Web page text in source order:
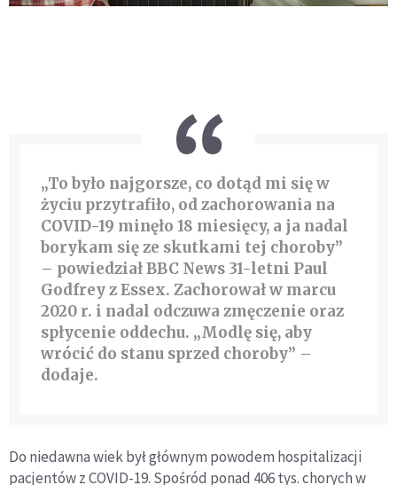
„To było najgorsze, co dotąd mi się w
życiu przytrafiło, od zachorowania na
COVID-19 minęło 18 miesięcy, a ja nadal
borykam się ze skutkami tej choroby”
– powiedział BBC News 31-letni Paul
Godfrey z Essex. Zachorował w marcu
2020 r. i nadal odczuwa zmęczenie oraz
spłycenie oddechu. „Modlę się, aby
wrócić do stanu sprzed choroby” –
dodaje.
Do niedawna wiek był głównym powodem hospitalizacji
pacjentów z COVID-19. Spośród ponad 406 tys. chorych w